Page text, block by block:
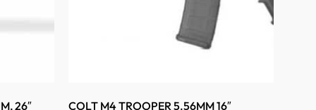
26″
COLT M4 TROOPER 5.56MM 16″